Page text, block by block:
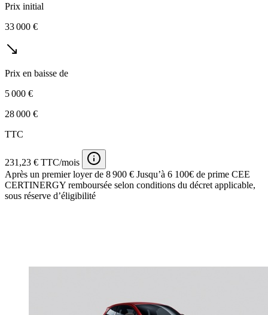
Prix initial
33 000 €
Prix en baisse de
5 000 €
28 000 €
TTC
231,23 € TTC/mois
Après un premier loyer de 8 900 € Jusqu’à 6 100€ de prime CEE
CERTINERGY remboursée selon conditions du décret applicable,
sous réserve d’éligibilité